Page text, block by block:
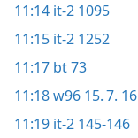
11:14 it-2 1095
11:15 it-2 1252
11:17 bt 73
11:18w96 15. 7. 16
11:19 it-2 145-146